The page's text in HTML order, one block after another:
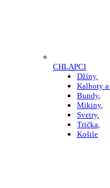
CHLAPCI
Džíny,
Kalhoty
Bundy,
Mikiny,
Svetry,
Trička,
Košile